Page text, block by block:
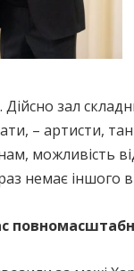
Дійсно зал
– артисти,
можливість
немає іншого